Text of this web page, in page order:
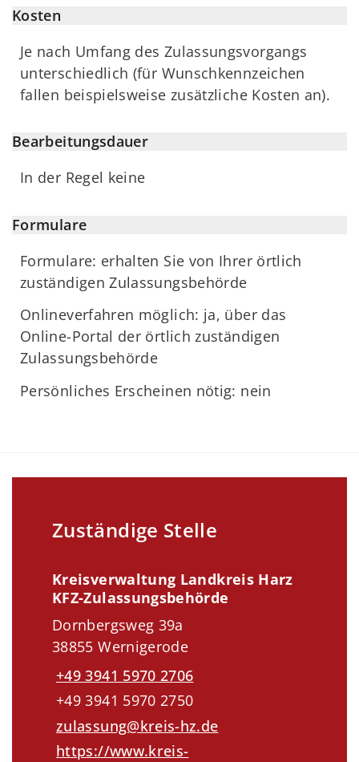
Kosten
Je nach Umfang des Zulassungsvorgangs
unterschiedlich (für Wunschkennzeichen
fallen beispielsweise zusätzliche Kosten an).
Bearbeitungsdauer
In der Regel keine
Formulare
Formulare: erhalten Sie von Ihrer örtlich
zuständigen Zulassungsbehörde
Onlineverfahren möglich: ja, über das
Online-Portal der örtlich zuständigen
Zulassungsbehörde
Persönliches Erscheinen nötig: nein
Zuständige Stelle
Kreisverwaltung Landkreis Harz
KFZ-Zulassungsbehörde
Dornbergsweg 39a
38855 Wernigerode
+49 3941 5970 2706
+49 3941 5970 2750
zulassung@kreis-hz.de
https://www.kreis-